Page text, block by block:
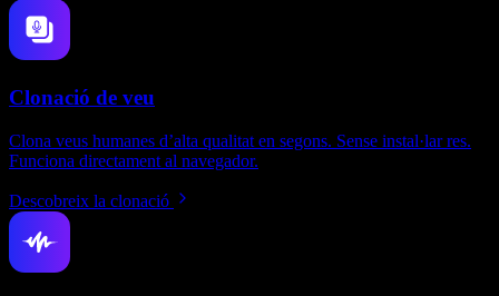
Clonació de veu
Clona veus humanes d’alta qualitat en segons. Sense instal·lar res.
Funciona directament al navegador.
Descobreix la clonació